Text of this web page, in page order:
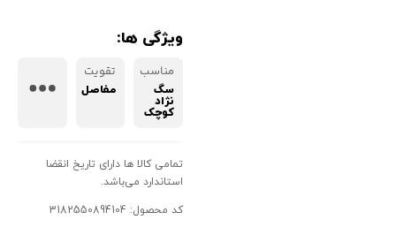
ویژگی ها:
مناسب
سگ
نژاد
کوچک
تقویت
مفاصل
تمامی کالا ها دارای تاریخ انقضا
استاندارد می‌باشد.
کد محصول: 3182550894104